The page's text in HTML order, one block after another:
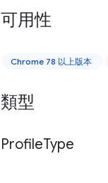
可用性
Chrome 78 以上版本
類型
ProfileType